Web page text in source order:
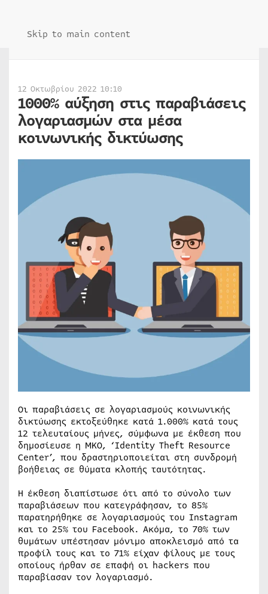
Skip to main content
12 Οκτωβρίου 2022 10:10
1000% αύξηση στις παραβιάσεις
λογαριασμών στα μέσα
κοινωνικής δικτύωσης
Οι παραβιάσεις σε λογαριασμούς κοινωνικής
δικτύωσης εκτοξεύθηκε κατά 1.000% κατά τους
12 τελευταίους μήνες, σύμφωνα με έκθεση που
δημοσίευσε η ΜΚΟ, ‘Identity Theft Resource
Center’, που δραστηριοποιείται στη συνδρομή
βοήθειας σε θύματα κλοπής ταυτότητας.
Η έκθεση διαπίστωσε ότι από το σύνολο των
παραβιάσεων που κατεγράφησαν, το 85%
παρατηρήθηκε σε λογαριασμούς του Instagram
και το 25% του Facebook. Ακόμα, το 70% των
θυμάτων υπέστησαν μόνιμο αποκλεισμό από τα
προφίλ τους και το 71% είχαν φίλους με τους
οποίους ήρθαν σε επαφή οι hackers που
παραβίασαν τον λογαριασμό.